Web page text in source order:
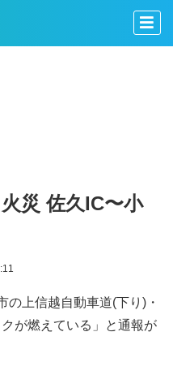
災 佐久IC〜小
の上信越自動車道(下り)・
が燃えている」と通報が